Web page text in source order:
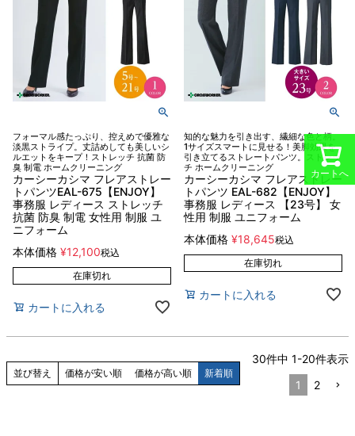
フォーマル感たっぷり、控えめで優雅な
淡黒ストライプ。丈詰めしても美しいシ
ルエットをキープ！ストレッチ 抗菌 防
臭 制電 ホームクリーニング
カーシーカシマ フレアストレー
トパンツEAL-675【ENJOY】
事務服 レディース ストレッチ
抗菌 防臭 制電 女性用 制服 ユ
ニフォーム
本体価格 ¥12,100税込
在庫切れ
カートに入れる
知的な魅力を引き出す、繊細な色と柄。
1サイズスマートに見せる！美脚効果を
引き立てるストレートパンツ。ストレッ
チ ホームクリーニング
カーシーカシマ フレアストレー
トパンツ EAL-682【ENJOY】
事務服 レディース 【23号】 女
性用 制服 ユニフォーム
本体価格 ¥18,645税込
在庫切れ
カートに入れる
並び替え 価格が安い順 価格が高い順 新着順
30件中 1-20件表示
1
2
カートへ